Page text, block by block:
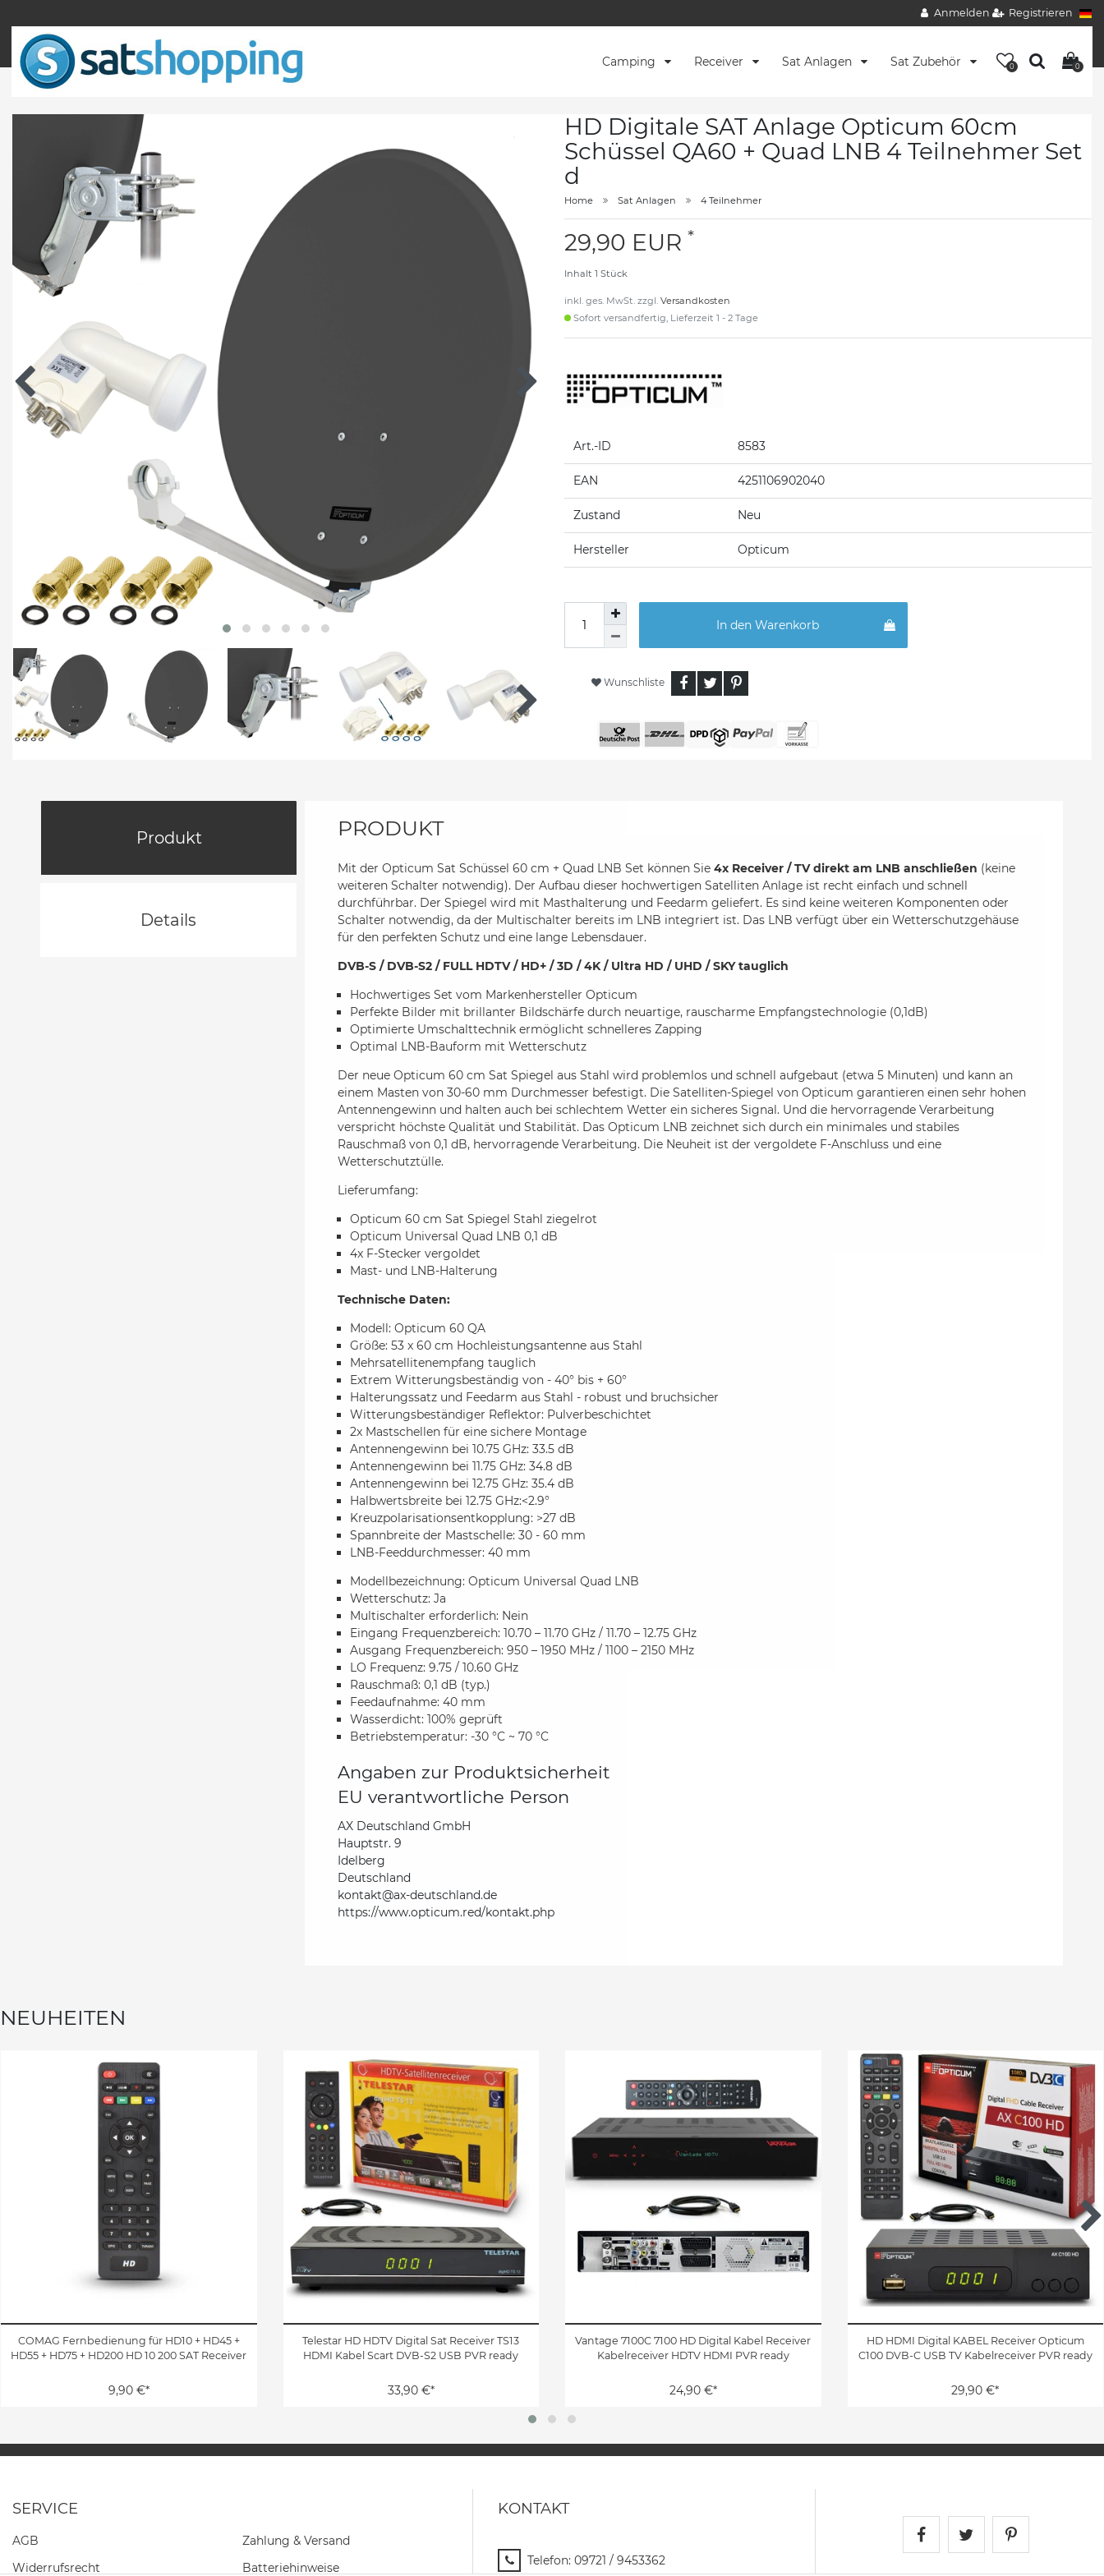
Anmelden Registrieren
Camping Receiver Sat Anlagen Sat Zubehör 0 0
HD Digitale SAT Anlage Opticum 60cm
Schüssel QA60 + Quad LNB 4 Teilnehmer Set
d
Home Sat Anlagen 4 Teilnehmer
29,90 EUR *
Inhalt 1 Stück
inkl. ges. MwSt. zzgl. Versandkosten
Sofort versandfertig, Lieferzeit 1 - 2 Tage
Art.-ID 8583
EAN 4251106902040
Zustand Neu
Hersteller Opticum
In den Warenkorb
Wunschliste
Produkt
Details
PRODUKT
Mit der Opticum Sat Schüssel 60 cm + Quad LNB Set können Sie 4x Receiver / TV direkt am LNB anschließen (keine
weiteren Schalter notwendig). Der Aufbau dieser hochwertigen Satelliten Anlage ist recht einfach und schnell
durchführbar. Der Spiegel wird mit Masthalterung und Feedarm geliefert. Es sind keine weiteren Komponenten oder
Schalter notwendig, da der Multischalter bereits im LNB integriert ist. Das LNB verfügt über ein Wetterschutzgehäuse
für den perfekten Schutz und eine lange Lebensdauer.
DVB-S / DVB-S2 / FULL HDTV / HD+ / 3D / 4K / Ultra HD / UHD / SKY tauglich
Hochwertiges Set vom Markenhersteller Opticum
Perfekte Bilder mit brillanter Bildschärfe durch neuartige, rauscharme Empfangstechnologie (0,1dB)
Optimierte Umschalttechnik ermöglicht schnelleres Zapping
Optimal LNB-Bauform mit Wetterschutz
Der neue Opticum 60 cm Sat Spiegel aus Stahl wird problemlos und schnell aufgebaut (etwa 5 Minuten) und kann an
einem Masten von 30-60 mm Durchmesser befestigt. Die Satelliten-Spiegel von Opticum garantieren einen sehr hohen
Antennengewinn und halten auch bei schlechtem Wetter ein sicheres Signal. Und die hervorragende Verarbeitung
verspricht höchste Qualität und Stabilität. Das Opticum LNB zeichnet sich durch ein minimales und stabiles
Rauschmaß von 0,1 dB, hervorragende Verarbeitung. Die Neuheit ist der vergoldete F-Anschluss und eine
Wetterschutztülle.
Lieferumfang:
Opticum 60 cm Sat Spiegel Stahl ziegelrot
Opticum Universal Quad LNB 0,1 dB
4x F-Stecker vergoldet
Mast- und LNB-Halterung
Technische Daten:
Modell: Opticum 60 QA
Größe: 53 x 60 cm Hochleistungsantenne aus Stahl
Mehrsatellitenempfang tauglich
Extrem Witterungsbeständig von - 40° bis + 60°
Halterungssatz und Feedarm aus Stahl - robust und bruchsicher
Witterungsbeständiger Reflektor: Pulverbeschichtet
2x Mastschellen für eine sichere Montage
Antennengewinn bei 10.75 GHz: 33.5 dB
Antennengewinn bei 11.75 GHz: 34.8 dB
Antennengewinn bei 12.75 GHz: 35.4 dB
Halbwertsbreite bei 12.75 GHz:<2.9°
Kreuzpolarisationsentkopplung: >27 dB
Spannbreite der Mastschelle: 30 - 60 mm
LNB-Feeddurchmesser: 40 mm
Modellbezeichnung: Opticum Universal Quad LNB
Wetterschutz: Ja
Multischalter erforderlich: Nein
Eingang Frequenzbereich: 10.70 – 11.70 GHz / 11.70 – 12.75 GHz
Ausgang Frequenzbereich: 950 – 1950 MHz / 1100 – 2150 MHz
LO Frequenz: 9.75 / 10.60 GHz
Rauschmaß: 0,1 dB (typ.)
Feedaufnahme: 40 mm
Wasserdicht: 100% geprüft
Betriebstemperatur: -30 °C ~ 70 °C
Angaben zur Produktsicherheit
EU verantwortliche Person
AX Deutschland GmbH
Hauptstr. 9
Idelberg
Deutschland
kontakt@ax-deutschland.de
https://www.opticum.red/kontakt.php
NEUHEITEN
COMAG Fernbedienung für HD10 + HD45 +
HD55 + HD75 + HD200 HD 10 200 SAT Receiver
9,90 €*
Telestar HD HDTV Digital Sat Receiver TS13
HDMI Kabel Scart DVB-S2 USB PVR ready
33,90 €*
Vantage 7100C 7100 HD Digital Kabel Receiver
Kabelreceiver HDTV HDMI PVR ready
24,90 €*
HD HDMI Digital KABEL Receiver Opticum
C100 DVB-C USB TV Kabelreceiver PVR ready
29,90 €*
SERVICE
AGB
Widerrufs­recht
Zahlung & Versand
Batteriehinweise
KONTAKT
Telefon: 09721 / 9453362